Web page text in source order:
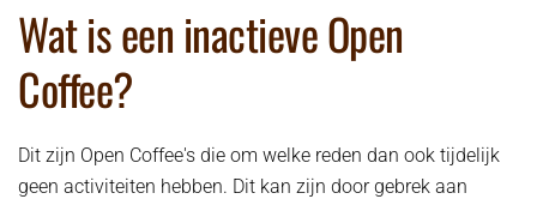
Wat is een inactieve Open
Coffee?
Dit zijn Open Coffee's die om welke reden dan ook tijdelijk
geen activiteiten hebben. Dit kan zijn door gebrek aan